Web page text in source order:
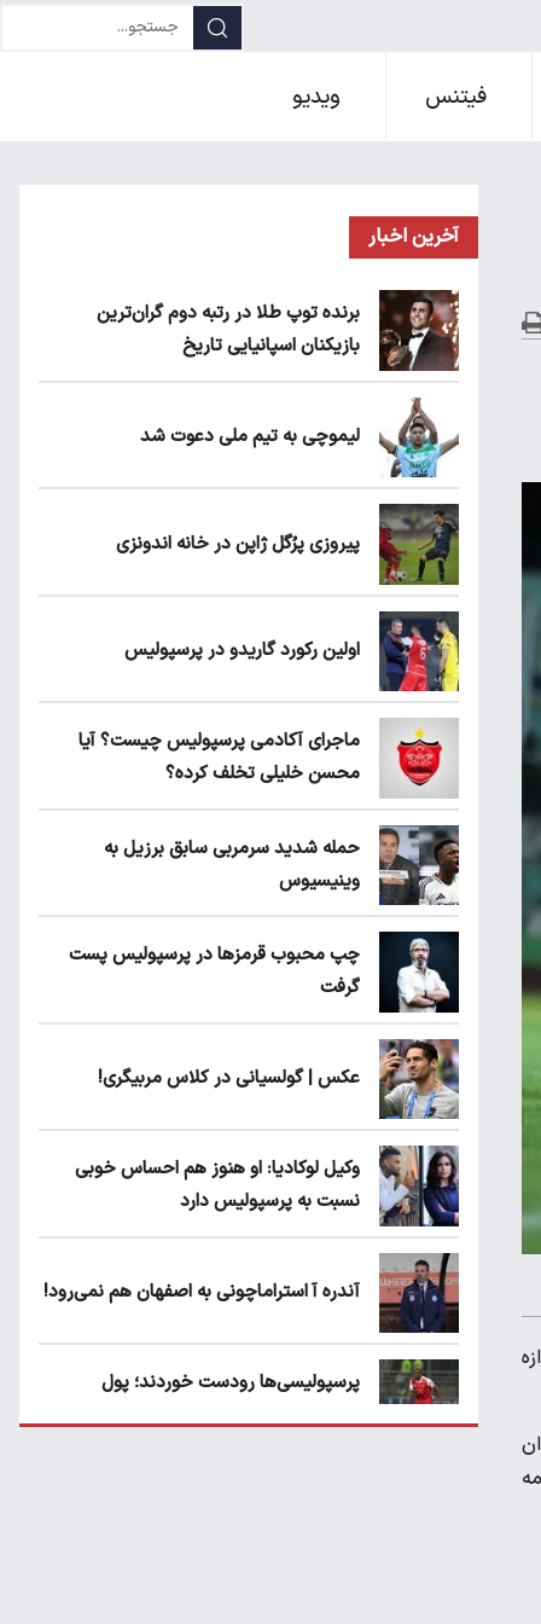
فیتنس ویدیو
آخرین اخبار
برنده توپ طلا در رتبه دوم گران‌ترین
بازیکنان اسپانیایی تاریخ
لیموچی به تیم ملی دعوت شد
پیروزی پرُگل ژاپن در خانه اندونزی
اولین رکورد گاریدو در پرسپولیس
ماجرای آکادمی پرسپولیس چیست؟ آیا
محسن خلیلی تخلف کرده؟
حمله شدید سرمربی سابق برزیل به
وینیسیوس
چپ محبوب قرمزها در پرسپولیس پست
گرفت
عکس | گولسیانی در کلاس مربیگری!
وکیل لوکادیا: او هنوز هم احساس خوبی
نسبت به پرسپولیس دارد
آندره آ استراماچونی به اصفهان هم نمی‌رود!
پرسپولیسی‌ها رودست خوردند؛ پول